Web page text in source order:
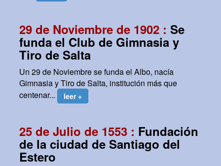
29 de Noviembre de 1902 : Se
funda el Club de Gimnasia y
Tiro de Salta
Un 29 de Noviembre se funda el Albo, nacía
Gimnasia y Tiro de Salta, institución más que
centenar...
leer +
25 de Julio de 1553 : Fundación
de la ciudad de Santiago del
Estero